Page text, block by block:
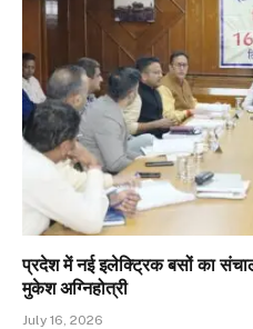
प्रदेश में नई इलेक्ट्रिक बसों का
मुकेश अग्निहोत्री
July 16, 2026